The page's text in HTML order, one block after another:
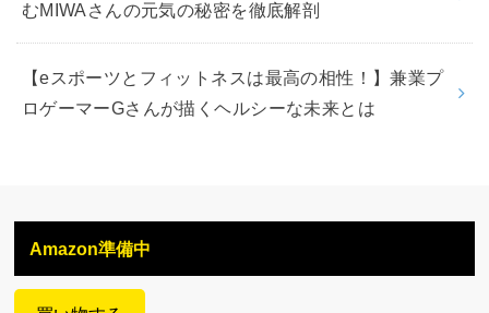
むMIWAさんの元気の秘密を徹底解剖
【eスポーツとフィットネスは最高の相性！】兼業プ
ロゲーマーGさんが描くヘルシーな未来とは
Amazon準備中